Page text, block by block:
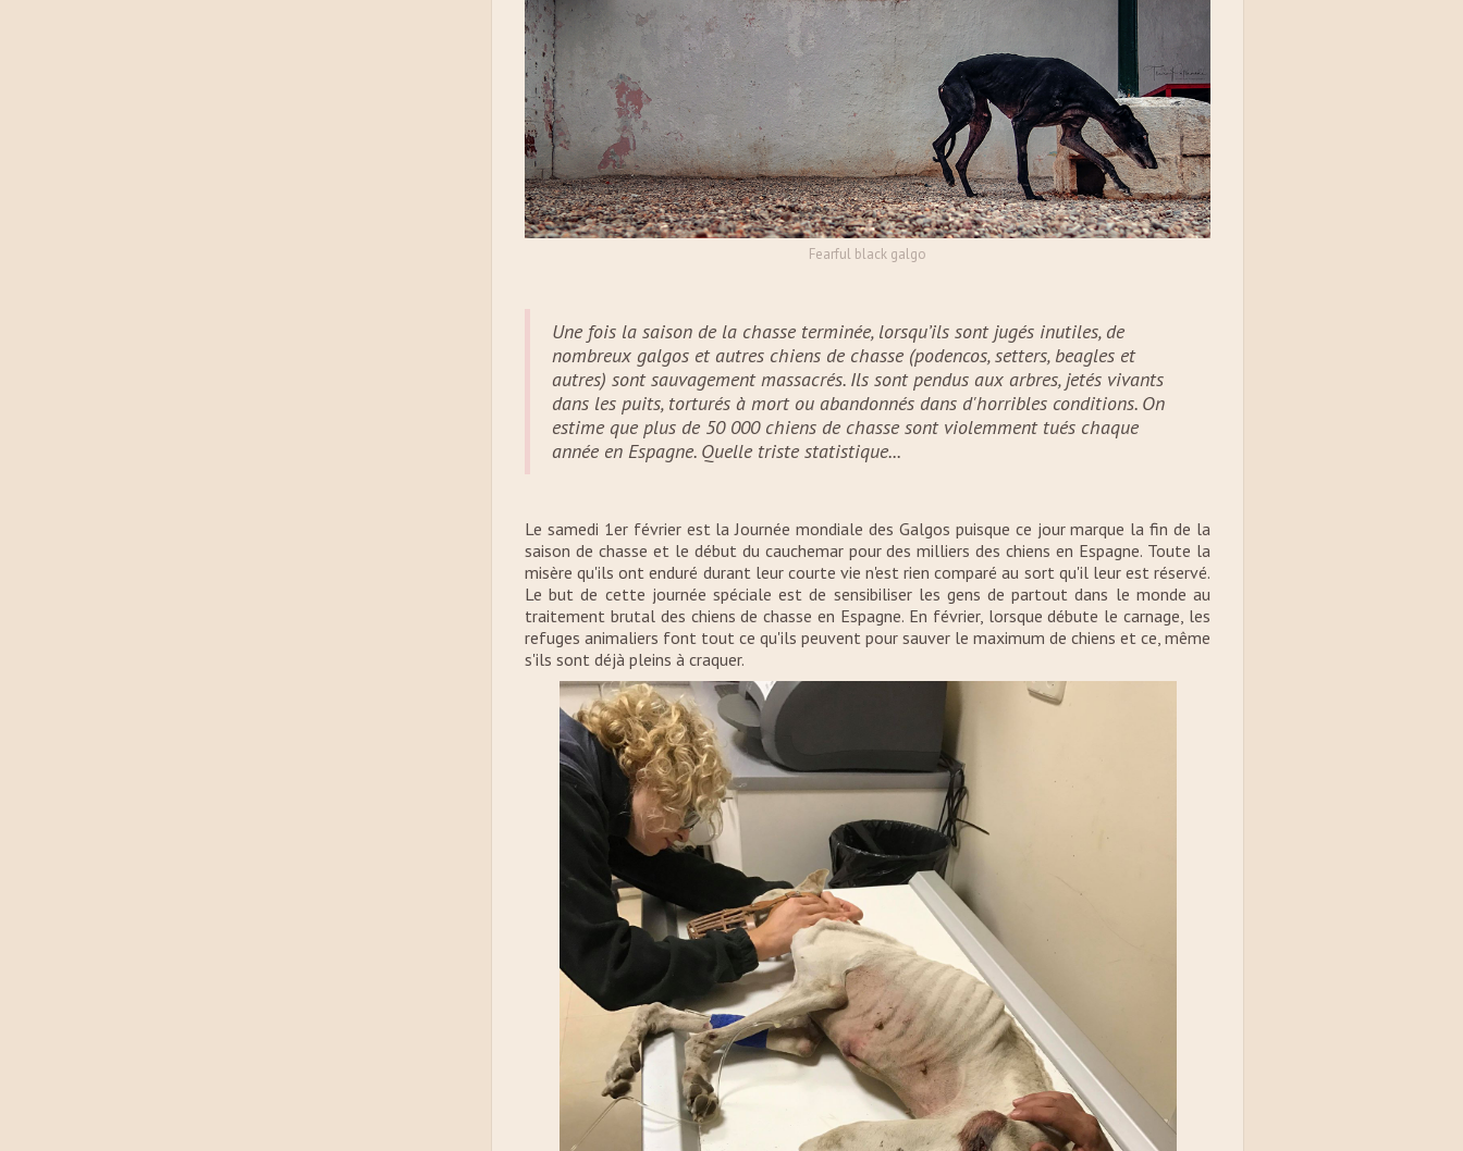
Fearful black galgo
Une fois la saison de la chasse terminée, lorsqu’ils sont jugés inutiles, de
nombreux galgos et autres chiens de chasse (podencos, setters, beagles et
autres) sont sauvagement massacrés. Ils sont pendus aux arbres, jetés vivants
dans les puits, torturés à mort ou abandonnés dans d'horribles conditions. On
estime que plus de 50 000 chiens de chasse sont violemment tués chaque
année en Espagne. Quelle triste statistique...
Le samedi 1er février est la Journée mondiale des Galgos puisque ce jour marque la fin de la
saison de chasse et le début du cauchemar pour des milliers des chiens en Espagne. Toute la
misère qu'ils ont enduré durant leur courte vie n'est rien comparé au sort qu'il leur est réservé.
Le but de cette journée spéciale est de sensibiliser les gens de partout dans le monde au
traitement brutal des chiens de chasse en Espagne. En février, lorsque débute le carnage, les
refuges animaliers font tout ce qu'ils peuvent pour sauver le maximum de chiens et ce, même
s'ils sont déjà pleins à craquer.